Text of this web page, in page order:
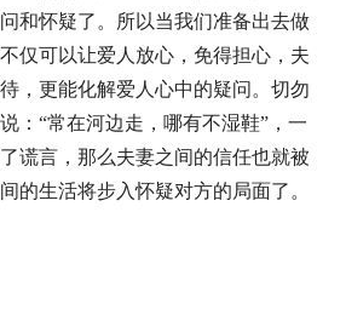
和怀疑了。所以当我们准备出去做
仅可以让爱人放心，免得担心，夫
，更能化解爱人心中的疑问。切勿
：“常在河边走，哪有不湿鞋”，一
谎言，那么夫妻之间的信任也就被
的生活将步入怀疑对方的局面了。